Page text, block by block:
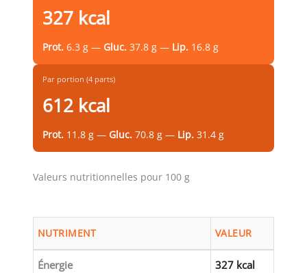
327 kcal
Prot. 6.3 g — Gluc. 37.8 g — Lip. 16.8 g
Par portion (4 parts)
612 kcal
Prot. 11.8 g — Gluc. 70.8 g — Lip. 31.4 g
Valeurs nutritionnelles pour 100 g
NUTRIMENT VALEUR
Énergie 327 kcal